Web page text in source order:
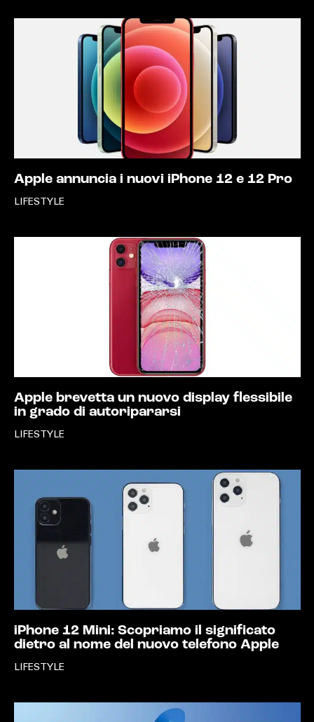
Apple annuncia i nuovi iPhone 12 e 12 Pro
LIFESTYLE
Apple brevetta un nuovo display flessibile
in grado di autoripararsi
LIFESTYLE
iPhone 12 Mini: Scopriamo il significato
dietro al nome del nuovo telefono Apple
LIFESTYLE